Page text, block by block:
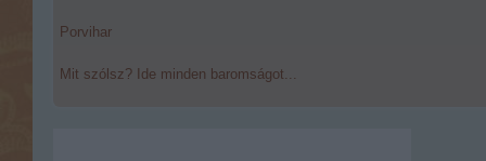
Porvihar
Mit szólsz? Ide minden baromságot...